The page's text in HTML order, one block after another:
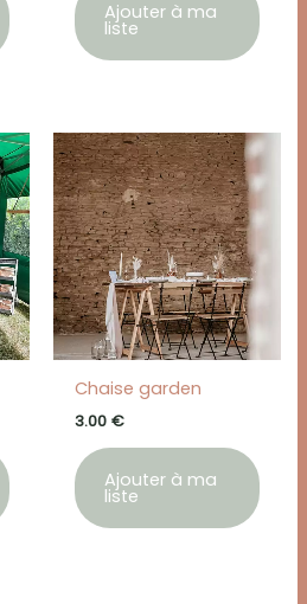
Ajouter à ma
liste
Chaise garden
3.00 €
Ajouter à ma
liste